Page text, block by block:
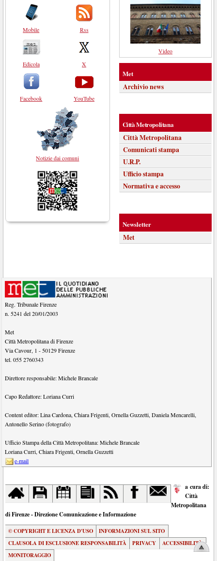
Mobile
Edicola
Facebook
Rss
X
YouTube
Notizie dai comuni
Video
Met
Archivio news
Città Metropolitana
Città Metropolitana
Comunicati stampa
U.R.P.
Ufficio stampa
Normativa e accesso
Newsletter
Met
Reg. Tribunale Firenze
n. 5241 del 20/01/2003
Met
Città Metropolitana di Firenze
Via Cavour, 1 - 50129 Firenze
tel.055 2760343
Direttore responsabile:Michele Brancale
Capo Redattore:Loriana Curri
Content editor:Lina Cardona,Chiara Frigenti,Ornella Guzzetti,Daniela Mencarelli,
Antonello Serino (fotografo)
Ufficio Stampa della Città Metropolitana:Michele Brancale
Loriana Curri,Chiara Frigenti,Ornella Guzzetti
e-mail
a cura di:
Città
Metropolitana
di Firenze - Direzione Comunicazione e Informazione
© COPYRIGHT E LICENZA D'USO
INFORMAZIONI SUL SITO
CLAUSOLA DI ESCLUSIONE RESPONSABILITÀ
PRIVACY
ACCESSIBILITÀ
MONITORAGGIO